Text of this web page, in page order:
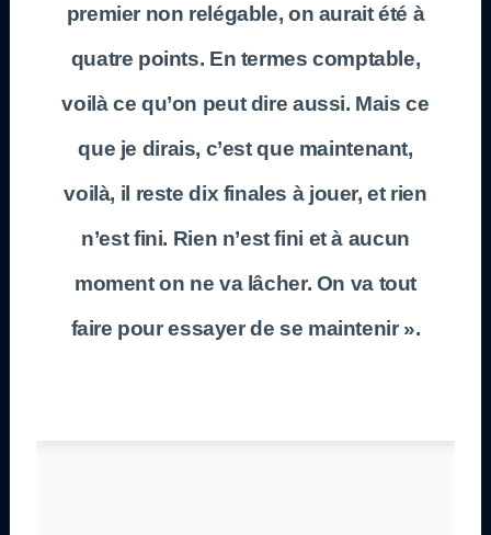
premier non relégable, on aurait été à
quatre points. En termes comptable,
voilà ce qu’on peut dire aussi. Mais ce
que je dirais, c’est que maintenant,
voilà, il reste dix finales à jouer, et rien
n’est fini. Rien n’est fini et à aucun
moment on ne va lâcher. On va tout
faire pour essayer de se maintenir ».